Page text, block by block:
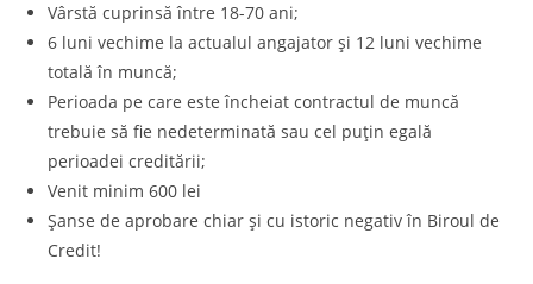
Vârstă cuprinsă între 18-70 ani;
6 luni vechime la actualul angajator și 12 luni vechime
totală în muncă;
Perioada pe care este încheiat contractul de muncă
trebuie să fie nedeterminată sau cel puțin egală
perioadei creditării;
Venit minim 600 lei
Șanse de aprobare chiar și cu istoric negativ în Biroul de
Credit!